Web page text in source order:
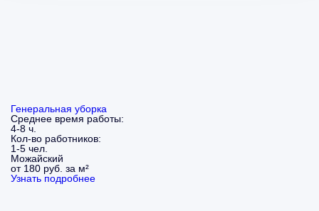
Генеральная уборка
Среднее время работы:
4-8 ч.
Кол-во работников:
1-5 чел.
Можайский
от 180 руб. за м²
Узнать подробнее